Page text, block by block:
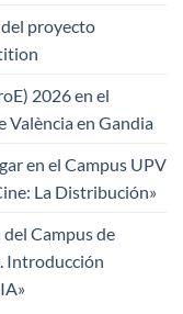
proyecto
2026 en el
València en Gandia
en el Campus UPV
La Distribución»
Campus de
Introducción